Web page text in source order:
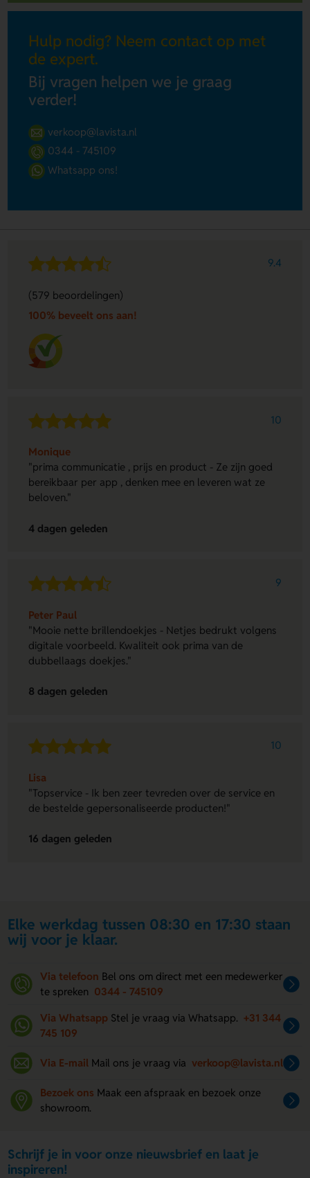
Hulp nodig? Neem contact op met
de expert.
Bij vragen helpen we je graag
verder!
verkoop@lavista.nl
0344 - 745109
Whatsapp ons!
9.4
(579 beoordelingen)
100% beveelt ons aan!
10
Monique
"prima communicatie , prijs en product - Ze zijn goed
bereikbaar per app , denken mee en leveren wat ze
beloven."
4 dagen geleden
9
Peter Paul
"Mooie nette brillendoekjes - Netjes bedrukt volgens
digitale voorbeeld. Kwaliteit ook prima van de
dubbellaags doekjes."
8 dagen geleden
10
Lisa
"Topservice - Ik ben zeer tevreden over de service en
de bestelde gepersonaliseerde producten!"
16 dagen geleden
Elke werkdag tussen 08:30 en 17:30 staan
wij voor je klaar.
Via telefoon Bel ons om direct met een medewerker
te spreken 0344 - 745109
Via Whatsapp Stel je vraag via Whatsapp. +31 344
745 109
Via E-mail Mail ons je vraag via verkoop@lavista.nl
Bezoek ons Maak een afspraak en bezoek onze
showroom.
Schrijf je in voor onze nieuwsbrief en laat je
inspireren!